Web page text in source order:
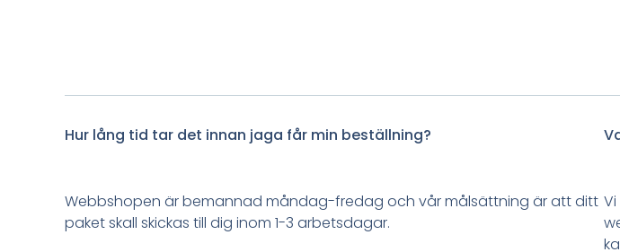
Hur lång tid tar det innan jaga får min beställning?
Webbshopen är bemannad måndag-fredag och vår målsättning är att ditt
paket skall skickas till dig inom 1-3 arbetsdagar.